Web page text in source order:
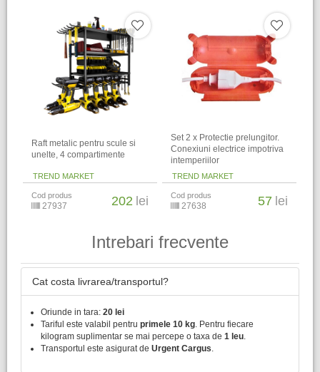
Raft metalic pentru scule si
unelte, 4 compartimente
TREND MARKET
Cod produs
27937 202 lei
Set 2 x Protectie prelungitor.
Conexiuni electrice impotriva
intemperiilor
TREND MARKET
Cod produs
27638 57 lei
Intrebari frecvente
Cat costa livrarea/transportul?
Oriunde in tara: 20 lei
Tariful este valabil pentru primele 10 kg . Pentru fiecare
kilogram suplimentar se mai percepe o taxa de 1 leu
Transportul este asigurat de Urgent Cargus